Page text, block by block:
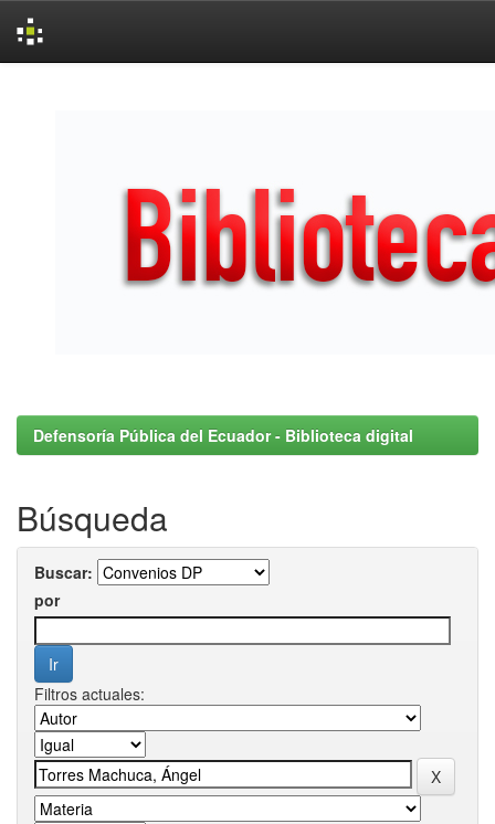
Defensoría Pública del Ecuador - Biblioteca digital
Búsqueda
Buscar:
por
Filtros actuales: